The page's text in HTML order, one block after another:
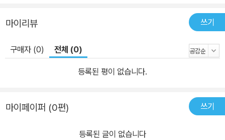
마이리뷰 쓰기
구매자 (0) 전체 (0)
등록된 평이 없습니다.
마이페이퍼 (0편) 쓰기
등록된 글이 없습니다